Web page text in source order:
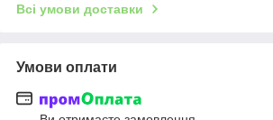
Всі умови доставки
Умови оплати